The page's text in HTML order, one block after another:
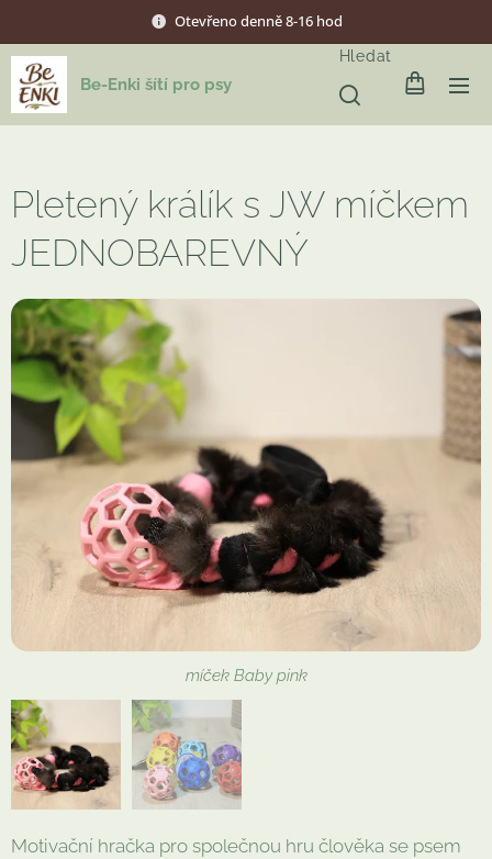
Otevřeno denně 8-16 hod
Be-Enki šítí pro psy
Hledat
Pletený králík s JW míčkem
JEDNOBAREVNÝ
míček Baby pink
small výběr barev
Motivační hračka pro společnou hru člověka se psem